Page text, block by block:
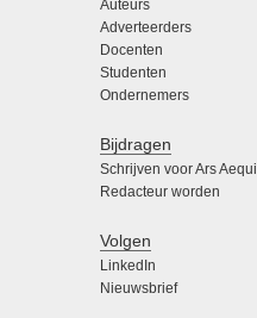
Auteurs
Adverteerders
Docenten
Studenten
Ondernemers
Bijdragen
Schrijven voor Ars Aequi
Redacteur worden
Volgen
LinkedIn
Nieuwsbrief